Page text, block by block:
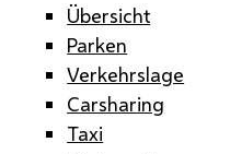
Übersicht
Parken
Verkehrslage
Carsharing
Taxi